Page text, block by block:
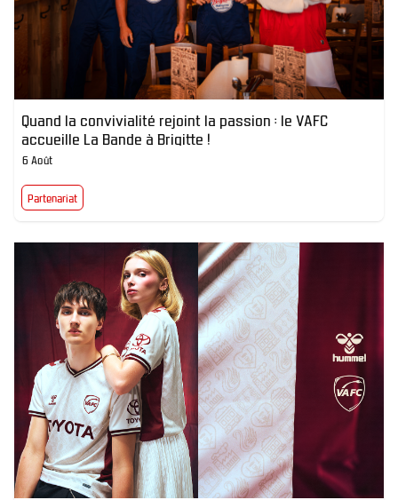
Quand la convivialité rejoint la passion : le VAFC
accueille La Bande à Brigitte !
6 Août
Partenariat